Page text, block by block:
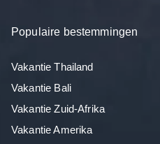
Populaire bestemmingen
Vakantie Thailand
Vakantie Bali
Vakantie Zuid-Afrika
Vakantie Amerika